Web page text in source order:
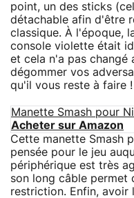
point, un des sticks
détachable afin d'être
classique. À l'époque,
console violette était
et cela n'a pas changé
dégommer vos
qu'il vous reste à faire !
Manette Smash pour
Acheter sur Amazon
Cette manette Smash
pensée pour le jeu
périphérique est très
son long câble permet
restriction. Enfin, avoir